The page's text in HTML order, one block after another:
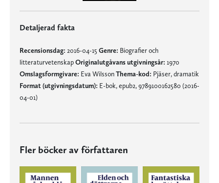
Detaljerad fakta
Recensionsdag: 2016-04-15 Genre: Biografier och
litteraturvetenskapOriginalutgåvans utgivningsår: 1970
Omslagsformgivare: Eva WilssonThema-kod: Pjäser, dramatik
Format (utgivningsdatum): E-bok, epub2, 9789100162580 (2016-
04-01)
Fler böcker av författaren